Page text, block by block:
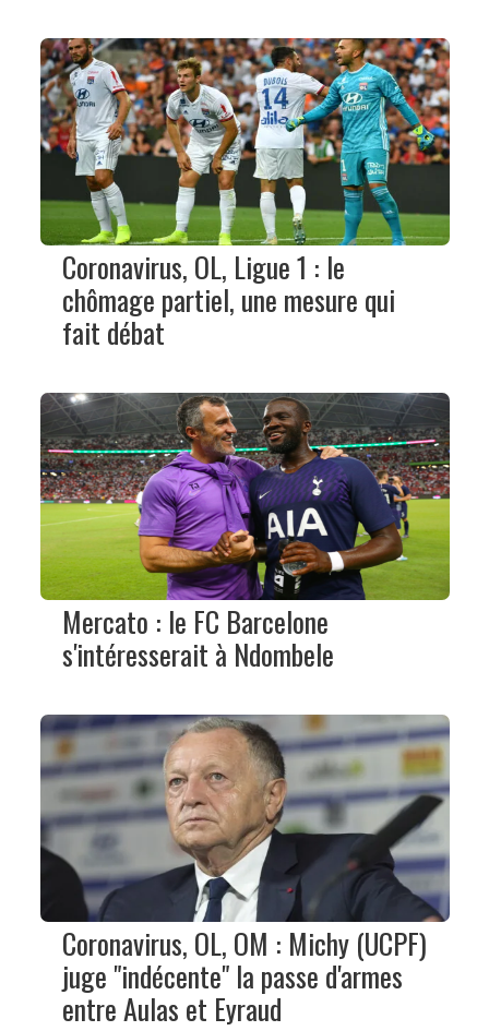
Coronavirus, OL, Ligue 1 : le
chômage partiel, une mesure qui
fait débat
Mercato : le FC Barcelone
s'intéresserait à Ndombele
Coronavirus, OL, OM : Michy (UCPF)
juge "indécente" la passe d'armes
entre Aulas et Eyraud